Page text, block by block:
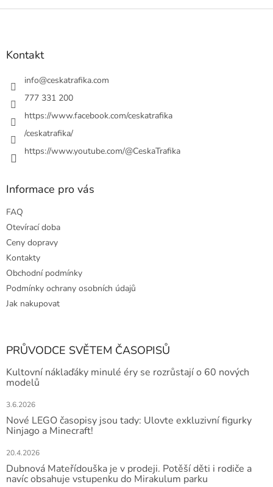
ý
s
v
Z
Kontakt
info@ceskatrafika.com
777 331 200
https://www.facebook.com/ceskatrafika
/ceskatrafika/
https://www.youtube.com/@CeskaTrafika
Informace pro vás
FAQ
Otevírací doba
Ceny dopravy
Kontakty
Obchodní podmínky
Podmínky ochrany osobních údajů
Jak nakupovat
PRŮVODCE SVĚTEM ČASOPISŮ
Kultovní náklaďáky minulé éry se rozrůstají o 60 nových
modelů
3.6.2026
Nové LEGO časopisy jsou tady: Ulovte exkluzivní figurky
Ninjago a Minecraft!
20.4.2026
Dubnová Mateřídouška je v prodeji. Potěší děti i rodiče a
navíc obsahuje vstupenku do Mirakulum parku